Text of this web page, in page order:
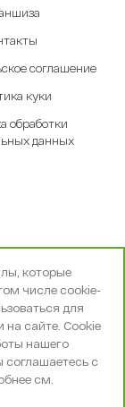
соглашение
куки
обработки
данных
которые
числе cookie-
для
сайте. Cookie
нашего
соглашаетесь с
см.